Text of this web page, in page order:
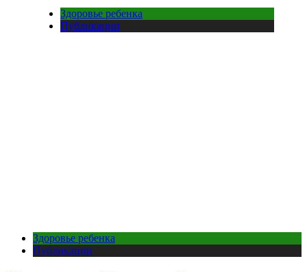
Здоровье ребенка
Публикации
Здоровье ребенка
Публикации